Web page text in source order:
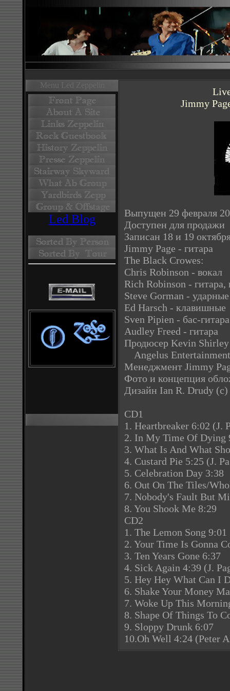
Menu Led Zeppelin
Led Blog
Jimmy
Выпущен 29 февраля
Доступен для продажи
Записан 18 и 19
Jimmy Page - гитара
The Black Crowes:
Chris Robinson - вокал
Rich Robinson - гитара,
Steve Gorman - ударные
Ed Harsch - клавишные
Sven Pipien - бас-гитара
Audley Freed - гитара
Продюсер Kevin Shirley
Angelus
Менеджмент Jimmy
Фото и концепция
Дизайн Ian R. Drudy
CD1
1. Heartbreaker 6:02 (J.
2. In My Time Of Dying
3. What Is And What
4. Custard Pie 5:25 (J.
5. Celebration Day 3:38
6. Out On The Tiles/
7. Nobody's Fault But
8. You Shook Me 8:29
CD2
1. The Lemon Song 9:01
2. Your Time Is Gonna
3. Ten Years Gone 6:37
4. Sick Again 4:39 (J.
5. Hey Hey What Can I
6. Shake Your Money
7. Woke Up This
8. Shape Of Things To
9. Sloppy Drunk 6:07
10.Oh Well 4:24 (Peter